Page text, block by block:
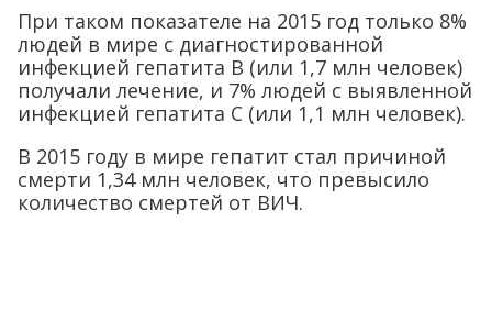
При таком показателе на 2015 год только 8%
людей в мире с диагностированной
инфекцией гепатита В (или 1,7 млн человек)
получали лечение, и 7% людей с выявленной
инфекцией гепатита С (или 1,1 млн человек).
В 2015 году в мире гепатит стал причиной
смерти 1,34 млн человек, что превысило
количество смертей от ВИЧ.